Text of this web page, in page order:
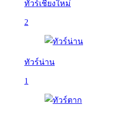
ทัวร์เชียงใหม่
2
ทัวร์น่าน
1